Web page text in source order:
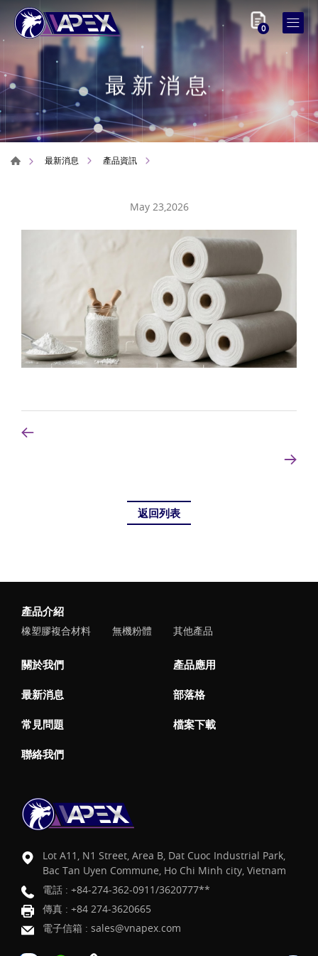
0
最新消息
最新消息 產品資訊
May 23,2026
返回列表
產品介紹
橡塑膠複合材料 無機粉體 其他產品
關於我們 產品應用
最新消息 部落格
常見問題 檔案下載
聯絡我們
Lot A11, N1 Street, Area B, Dat Cuoc Industrial Park,
Bac Tan Uyen Commune, Ho Chi Minh city, Vietnam
電話 : +84-274-362-0911/3620777**
傳真 : +84 274-3620665
電子信箱 : sales@vnapex.com